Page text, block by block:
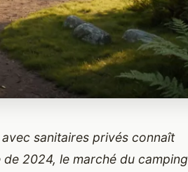
avec sanitaires privés connaît
2024, le marché du camping